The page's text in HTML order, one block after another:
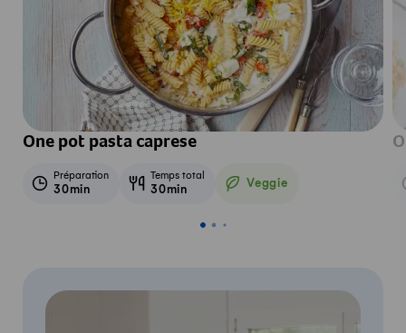
One pot pasta caprese
Préparation
30min
Temps total
30min Veggie
Veggie